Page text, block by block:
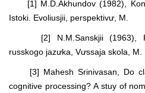
[1] M.D.Akhundov (1982),
Istoki. Evoliusjii, perspektivư, M.
[2] N.M.Sanskjii (1963),
russkogo jazưka, Vưssaja skola, M.
[3] Mahesh Srinivasan, Do
cognitive processing? A stuy of